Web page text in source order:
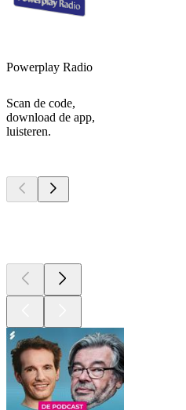
Powerplay Radio
Scan de code,
download de app,
luisteren.